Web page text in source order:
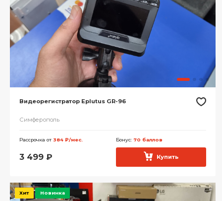
Видеорегистратор Eplutus GR-96
Симферополь
Рассрочка от 384 ₽/мес. Бонус: 70 баллов
3 499 ₽ Купить
Хит Новинка